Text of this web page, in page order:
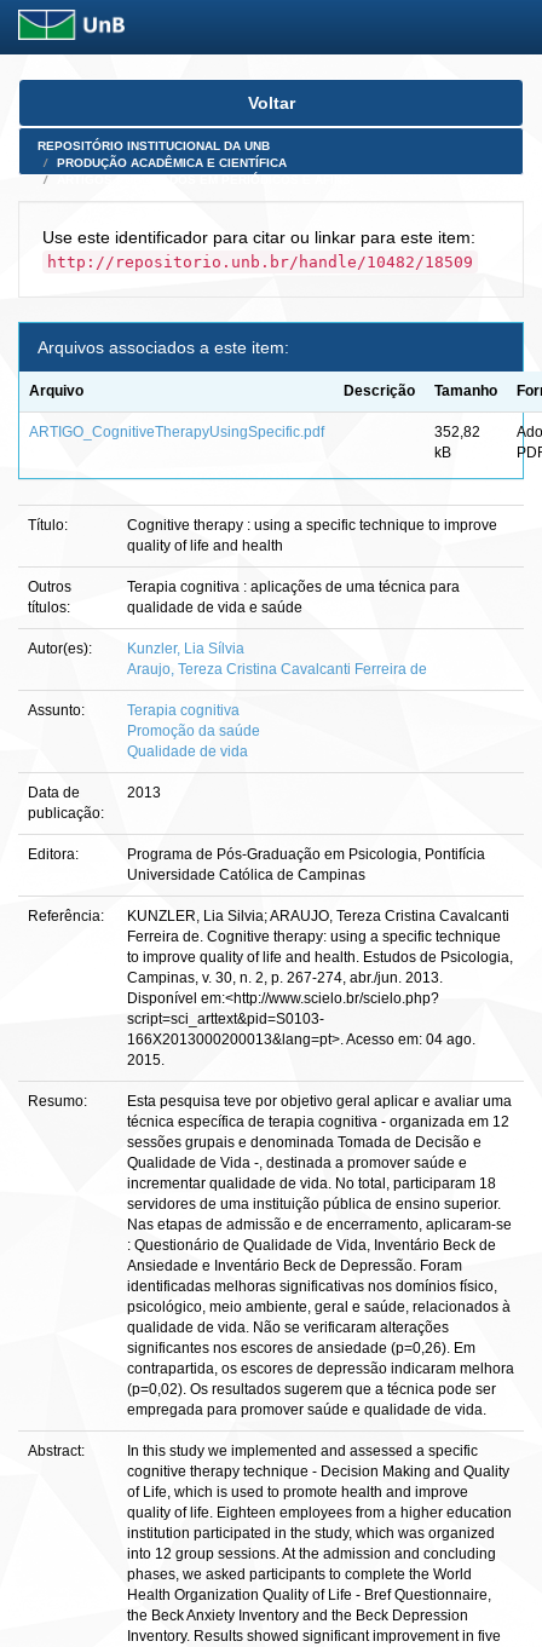
Skip
Voltar
REPOSITÓRIO INSTITUCIONAL DA UNB
PRODUÇÃO ACADÊMICA E CIENTÍFICA
Use este identificador para citar ou linkar para este item:
http://repositorio.unb.br/handle/10482/18509
Arquivos associados a este item:
Arquivo Descrição Tamanho
ARTIGO_CognitiveTherapyUsingSpecific.pdf
352,82
kB
Título:
Cognitive therapy : using a specific technique to improve
quality of life and health
Outros
títulos:
Terapia cognitiva : aplicações de uma técnica para
qualidade de vida e saúde
Autor(es):
Kunzler, Lia Sílvia
Araujo, Tereza Cristina Cavalcanti Ferreira de
Assunto:
Terapia cognitiva
Promoção da saúde
Qualidade de vida
Data de
publicação:
2013
Editora:
Programa de Pós-Graduação em Psicologia, Pontifícia
Universidade Católica de Campinas
Referência:
KUNZLER, Lia Silvia; ARAUJO, Tereza Cristina Cavalcanti
Ferreira de. Cognitive therapy: using a specific technique
to improve quality of life and health. Estudos de Psicologia,
Campinas, v. 30, n. 2, p. 267-274, abr./jun. 2013.
Disponível em:<http://www.scielo.br/scielo.php?
script=sci_arttext&pid=S0103-
166X2013000200013&lang=pt>. Acesso em: 04 ago.
2015.
Resumo:
Esta pesquisa teve por objetivo geral aplicar e avaliar uma
técnica específica de terapia cognitiva - organizada em 12
sessões grupais e denominada Tomada de Decisão e
Qualidade de Vida -, destinada a promover saúde e
incrementar qualidade de vida. No total, participaram 18
servidores de uma instituição pública de ensino superior.
Nas etapas de admissão e de encerramento, aplicaram-se
: Questionário de Qualidade de Vida, Inventário Beck de
Ansiedade e Inventário Beck de Depressão. Foram
identificadas melhoras significativas nos domínios físico,
psicológico, meio ambiente, geral e saúde, relacionados à
qualidade de vida. Não se verificaram alterações
significantes nos escores de ansiedade (p=0,26). Em
contrapartida, os escores de depressão indicaram melhora
(p=0,02). Os resultados sugerem que a técnica pode ser
empregada para promover saúde e qualidade de vida.
Abstract:
In this study we implemented and assessed a specific
cognitive therapy technique - Decision Making and Quality
of Life, which is used to promote health and improve
quality of life. Eighteen employees from a higher education
institution participated in the study, which was organized
into 12 group sessions. At the admission and concluding
phases, we asked participants to complete the World
Health Organization Quality of Life - Bref Questionnaire,
the Beck Anxiety Inventory and the Beck Depression
Inventory. Results showed significant improvement in five